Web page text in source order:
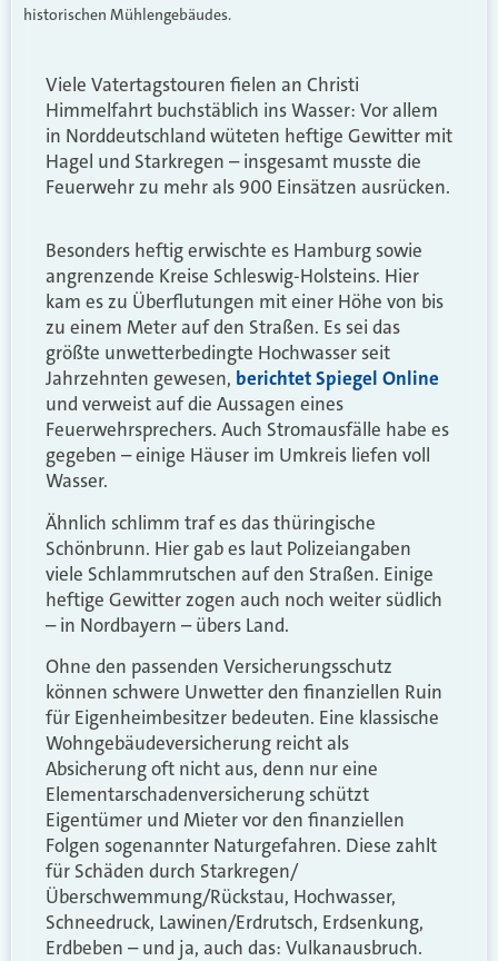
historischen Mühlengebäudes.
Viele Vatertagstouren fielen an Christi
Himmelfahrt buchstäblich ins Wasser: Vor allem
in Norddeutschland wüteten heftige Gewitter mit
Hagel und Starkregen – insgesamt musste die
Feuerwehr zu mehr als 900 Einsätzen ausrücken.
Besonders heftig erwischte es Hamburg sowie
angrenzende Kreise Schleswig-Holsteins. Hier
kam es zu Überflutungen mit einer Höhe von bis
zu einem Meter auf den Straßen. Es sei das
größte unwetterbedingte Hochwasser seit
Jahrzehnten gewesen, berichtet Spiegel Online
und verweist auf die Aussagen eines
Feuerwehrsprechers. Auch Stromausfälle habe es
gegeben – einige Häuser im Umkreis liefen voll
Wasser.
Ähnlich schlimm traf es das thüringische
Schönbrunn. Hier gab es laut Polizeiangaben
viele Schlammrutschen auf den Straßen. Einige
heftige Gewitter zogen auch noch weiter südlich
– in Nordbayern – übers Land.
Ohne den passenden Versicherungsschutz
können schwere Unwetter den finanziellen Ruin
für Eigenheimbesitzer bedeuten. Eine klassische
Wohngebäudeversicherung reicht als
Absicherung oft nicht aus, denn nur eine
Elementarschadenversicherung schützt
Eigentümer und Mieter vor den finanziellen
Folgen sogenannter Naturgefahren. Diese zahlt
für Schäden durch Starkregen/
Überschwemmung/Rückstau, Hochwasser,
Schneedruck, Lawinen/Erdrutsch, Erdsenkung,
Erdbeben – und ja, auch das: Vulkanausbruch.